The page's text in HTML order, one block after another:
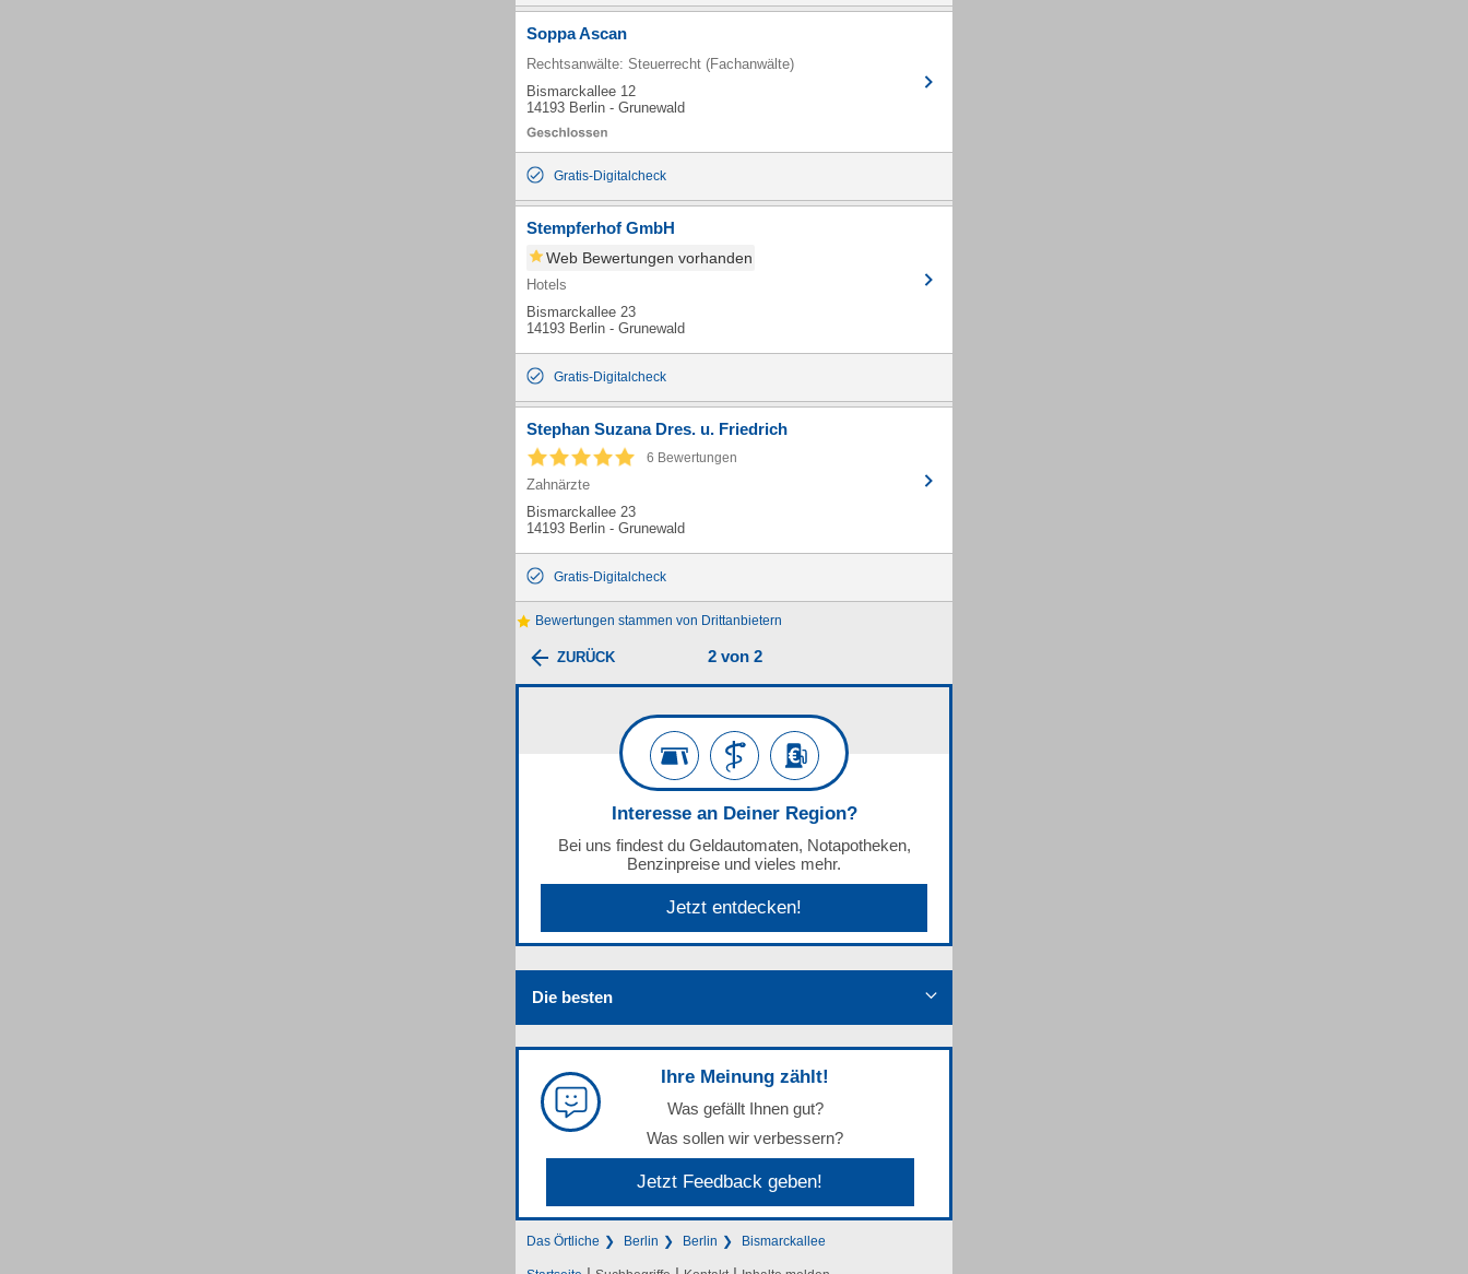
Soppa Ascan
Rechtsanwälte: Steuerrecht (Fachanwälte)
Bismarckallee 12
14193 Berlin - Grunewald
Gratis-Digitalcheck
Stempferhof GmbH
Web Bewertungen vorhanden
Hotels
Bismarckallee 23
14193 Berlin - Grunewald
Gratis-Digitalcheck
Stephan Suzana Dres. u. Friedrich
6 Bewertungen
Zahnärzte
Bismarckallee 23
14193 Berlin - Grunewald
Gratis-Digitalcheck
Bewertungen stammen von Drittanbietern
ZURÜCK 2 von 2
Interesse an Deiner Region?
Bei uns findest du Geldautomaten, Notapotheken,
Benzinpreise und vieles mehr.
Jetzt entdecken!
Die besten
Ihre Meinung zählt!
Was gefällt Ihnen gut?
Was sollen wir verbessern?
Jetzt Feedback geben!
Das Örtliche Berlin Berlin Bismarckallee